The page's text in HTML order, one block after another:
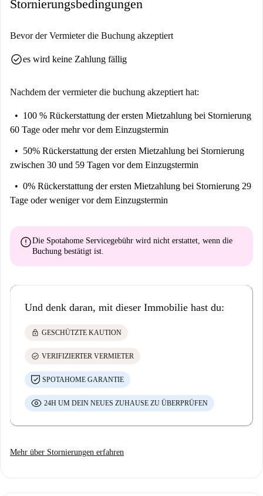
Stornierungsbedingungen
Bevor der Vermieter die Buchung akzeptiert
check_circlees wird keine Zahlung fällig
Nachdem der vermieter die buchung akzeptiert hat:
100 % Rückerstattung der ersten Mietzahlung bei Stornierung
60 Tage oder mehr vor dem Einzugstermin
50% Rückerstattung der ersten Mietzahlung bei Stornierung
zwischen 30 und 59 Tagen vor dem Einzugstermin
0% Rückerstattung der ersten Mietzahlung bei Stornierung 29
Tage oder weniger vor dem Einzugstermin
errorDie Spotahome Servicegebühr wird nicht erstattet , wenn die
Buchung bestätigt ist.
Und denk daran, mit dieser Immobilie hast du:
lock GESCHÜTZTE KAUTION
check_circle VERIFIZIERTER VERMIETER
SPOTAHOME GARANTIE
24H UM DEIN NEUES ZUHAUSE ZU ÜBERPRÜFEN
Mehr über Stornierungen erfahren